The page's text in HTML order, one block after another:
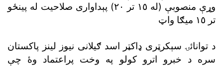
وړې منصوبې (له ١٥ تر ٢٠) پېداوارى صلاحيت له پينځو
تر ١٥ ميګا واټ
د توانائۍ سېکرټرى ډاکټر اسد ګيلانى نيوز لينز پاکستان
سره د خبرو اترو کولو په وخت پراعتماد وۀ چې